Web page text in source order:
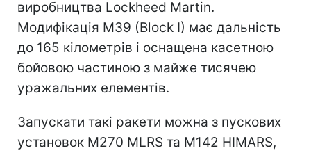
виробництва Lockheed Martin.
Модифікація M39 (Block I) має дальність
до 165 кілометрів і оснащена касетною
бойовою частиною з майже тисячею
уражальних елементів.
Запускати такі ракети можна з пускових
установок M270 MLRS та M142 HIMARS,